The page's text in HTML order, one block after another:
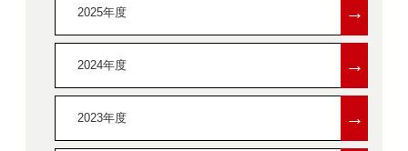
2025年度 →
2024年度 →
2023年度 →